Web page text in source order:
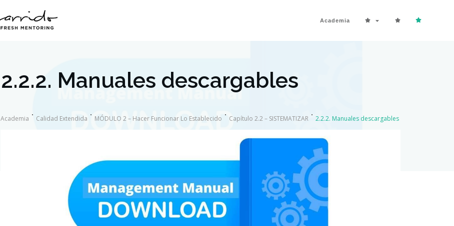
Academia
2.2.2. Manuales descargables
Academia Calidad Extendida MÓDULO 2 – Hacer Funcionar Lo Establecido Capítulo 2.2 – SISTEMATIZAR 2.2.2. Manuales descargables